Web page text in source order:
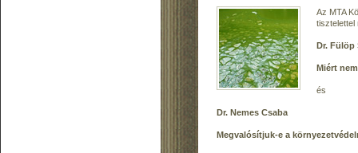
Az MTA
tisztelettel
Dr. Fülöp
Miért
és
Dr. Nemes Csaba
Megvalósítjuk-e a